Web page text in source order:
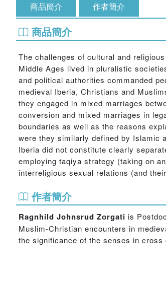
商品簡介 作者簡介
商品簡介
The challenges of cultural and
Middle Ages lived in pluralistic
and political authorities commanded
medieval Iberia, Christians and
they engaged in mixed marriages
conversion and mixed marriages in
boundaries as well as the reasons
were they similarly defined by Islamic
Iberia did not constitute clearly
employing taqiya strategy (taking on
interreligious sexual relations (and
作者簡介
Ragnhild Johnsrud Zorgati is
Muslim-Christian encounters in
the significance of the senses in cross